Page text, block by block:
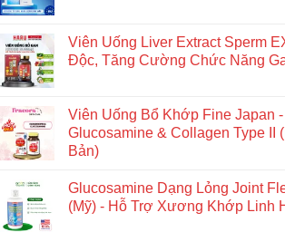
Viên Uống Liver Extract Sperm
Độc, Tăng Cường Chức Năng
Viên Uống Bổ Khớp Fine Japan
Glucosamine & Collagen Type II
Bản)
Glucosamine Dạng Lỏng Joint
(Mỹ) - Hỗ Trợ Xương Khớp Linh